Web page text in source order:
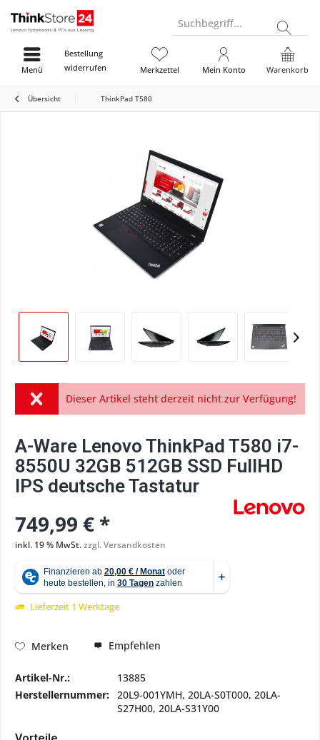
Suchbegriff...
Bestellung
widerrufen
Warenkorb
Merkzettel Mein Konto
Menü
Übersicht ThinkPad T580
Dieser Artikel steht derzeit nicht zur Verfügung!
A-Ware Lenovo ThinkPad T580 i7-
8550U 32GB 512GB SSD FullHD
IPS deutsche Tastatur
749,99 € *
inkl. 19 % MwSt.zzgl. Versandkosten
Lieferzeit 1 Werktage
Merken Empfehlen
Artikel-Nr.:
13885
Herstellernummer: 20L9-001YMH, 20LA-S0T000, 20LA-
S27H00, 20LA-S31Y00